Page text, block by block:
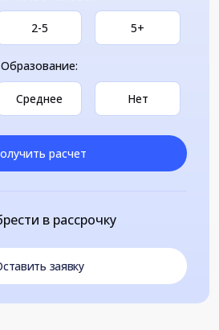
2-5 5+
Образование:
Среднее Нет
расчет
в рассрочку
заявку